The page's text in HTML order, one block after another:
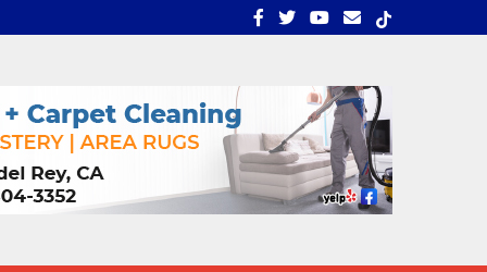
CALIFORNIA AUMENTARÁ EL SALARIO MÍNIMO​REDADAS DE ICE